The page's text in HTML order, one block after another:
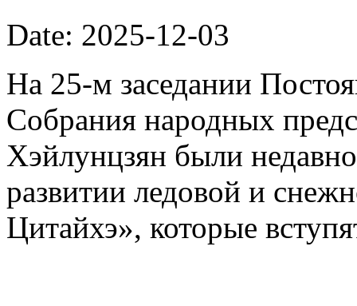
Date: 2025-12-03
На 25-м заседании
Собрания народных
Хэйлунцзян были
развитии ледовой и
Цитайхэ», которые